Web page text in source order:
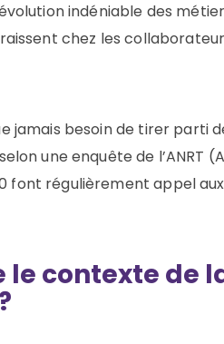
indéniable des
chez les
jamais besoin de tirer
une enquête de l’ANRT
font régulièrement appel
le contexte de
?